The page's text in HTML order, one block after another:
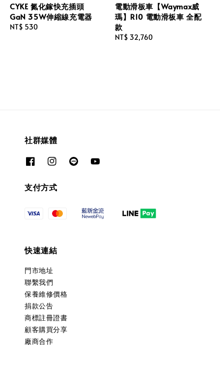
CYKE 氮化鎵快充插頭
GaN 35W伸縮線充電器
Regular
NT$ 530
電動滑板車【Waymax威
瑪】R10 電動滑板車 全配
款
Regular
NT$ 32,760
社群媒體
支付方式
快速連結
門市地址
聯繫我們
保養維修價格
捐款公告
商標註冊證書
顧客購買分享
廠商合作